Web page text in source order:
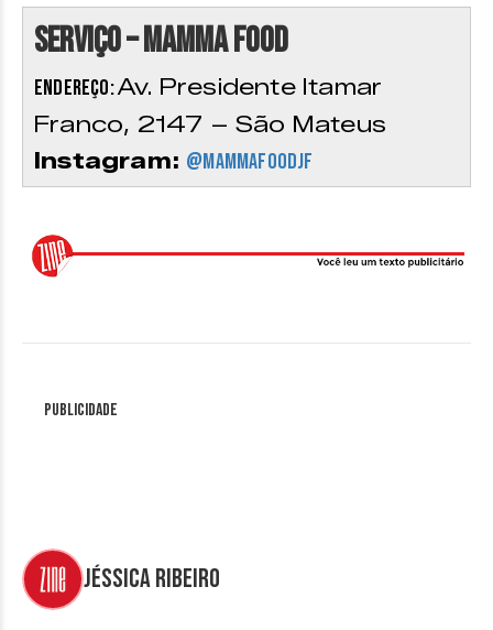
Serviço – Mamma Food
Endereço:Av. Presidente Itamar
Franco, 2147 – São Mateus
Instagram: @mammafoodjf
Publicidade
Jéssica Ribeiro